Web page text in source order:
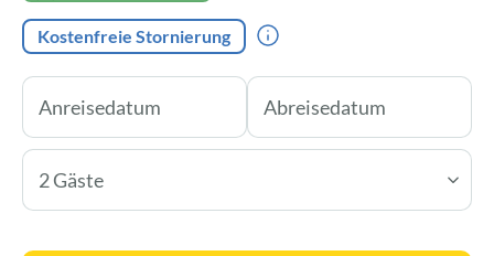
Kostenfreie Stornierung
2 Gäste